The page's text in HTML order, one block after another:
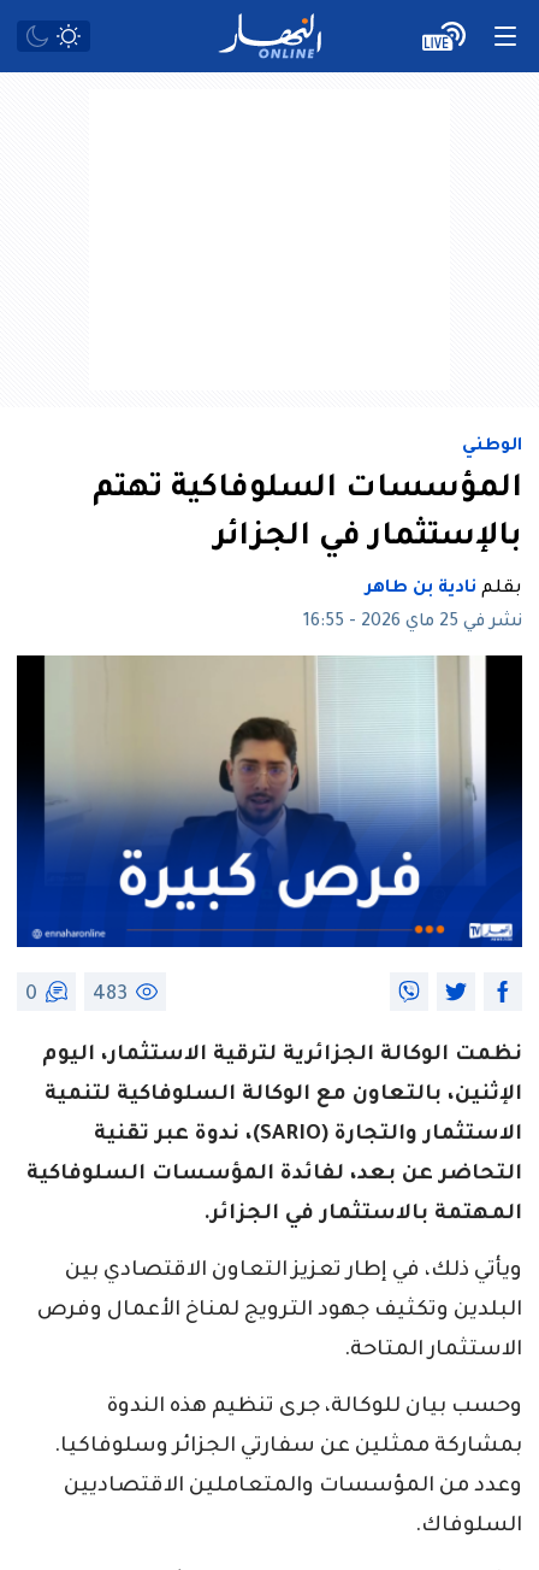
الوطني
المؤسسات السلوفاكية تهتم
بالإستثمار في الجزائر
بقلم نادية بن طاهر
نشر في 25 ماي 2026 - 16:55
483
0
نظمت الوكالة الجزائرية لترقية الاستثمار، اليوم
الإثنين، بالتعاون مع الوكالة السلوفاكية لتنمية
الاستثمار والتجارة (SARIO)، ندوة عبر تقنية
التحاضر عن بعد، لفائدة المؤسسات السلوفاكية
المهتمة بالاستثمار في الجزائر.
ويأتي ذلك، في إطار تعزيز التعاون الاقتصادي بين
البلدين وتكثيف جهود الترويج لمناخ الأعمال وفرص
الاستثمار المتاحة.
وحسب بيان للوكالة، جرى تنظيم هذه الندوة
بمشاركة ممثلين عن سفارتي الجزائر وسلوفاكيا.
وعدد من المؤسسات والمتعاملين الاقتصاديين
السلوفاك.